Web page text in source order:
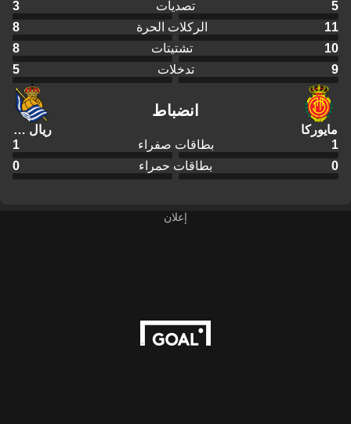
5 تصديات
3
11
الركلات الحرة
8
10
تشتيتات
8
9
تدخلات 5
مايوركا
انضباط
ريال سوسييداد
1
بطاقات صفراء
1
0
بطاقات حمراء 0
إعلان